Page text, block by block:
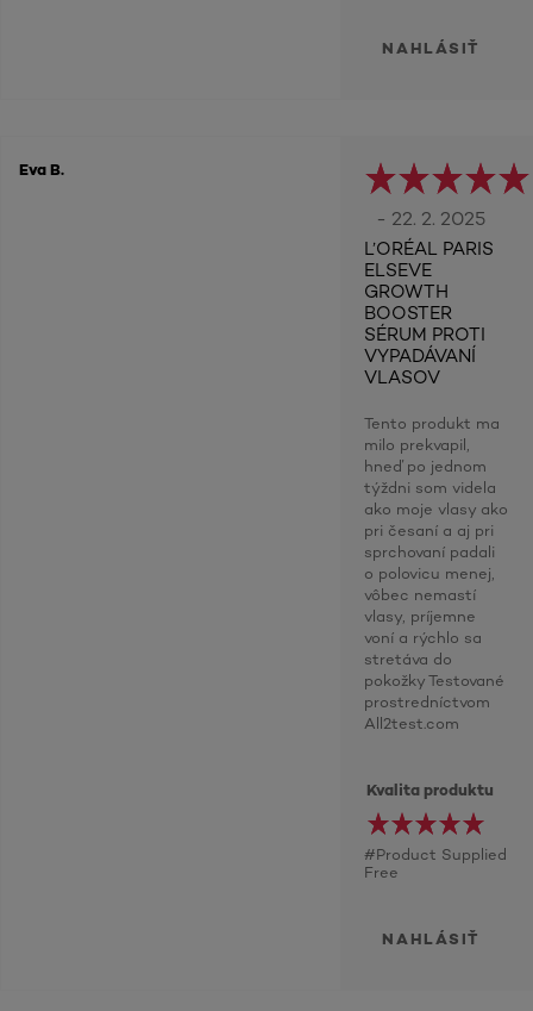
NAHLÁSIŤ
Eva B.
- 22. 2. 2025
L’ORÉAL PARIS
ELSEVE
GROWTH
BOOSTER
SÉRUM PROTI
VYPADÁVANÍ
VLASOV
Tento produkt ma
milo prekvapil,
hneď po jednom
týždni som videla
ako moje vlasy ako
pri česaní a aj pri
sprchovaní padali
o polovicu menej,
vôbec nemastí
vlasy, príjemne
voní a rýchlo sa
stretáva do
pokožky Testované
prostredníctvom
All2test.com
Kvalita produktu
#Product Supplied
Free
NAHLÁSIŤ